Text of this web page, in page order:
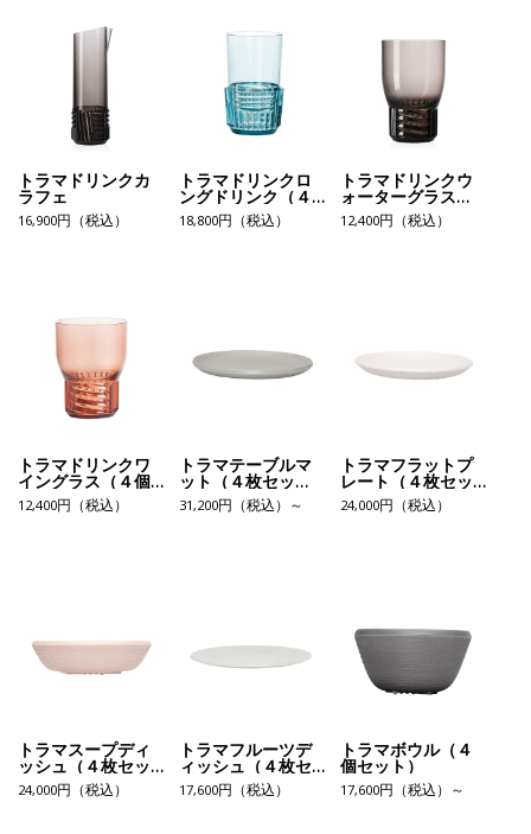
トラマドリンクカ
ラフェ
16,900円（税込）
トラマドリンクロ
ングドリンク（４
個セット）
18,800円（税込）
トラマドリンクウ
ォーターグラス
（４個セット）
12,400円（税込）
トラマドリンクワ
イングラス（４個
セット）
12,400円（税込）
トラマテーブルマ
ット（４枚セッ
ト）
31,200円（税込）～
トラマフラットプ
レート（４枚セッ
ト）
24,000円（税込）
トラマスープディ
ッシュ（４枚セッ
ト）
24,000円（税込）
トラマフルーツデ
ィッシュ（４枚セ
ット）
17,600円（税込）
トラマボウル（４
個セット）
17,600円（税込）～